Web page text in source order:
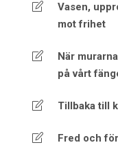
Vasen,
mot frihet
När
på vårt
Tillbaka till
Fred och